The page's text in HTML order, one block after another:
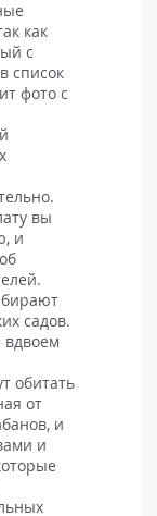
как
с
список
фото с
вы
и
садов.
вдвоем
обитать
от
и
и